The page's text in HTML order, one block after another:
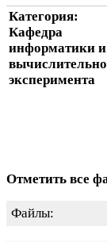
Категория:
Кафедра
информатики и
эксперимента
Отметить все
Файлы: